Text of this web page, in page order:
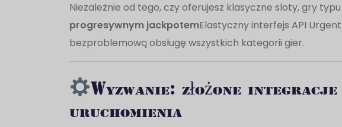
Niezależnie od tego, czy oferujesz klasyczne sloty, gry
progresywnym jackpotemElastyczny interfejs API
bezproblemową obsługę wszystkich kategorii gier.
Wyzwanie: złożone
uruchomienia